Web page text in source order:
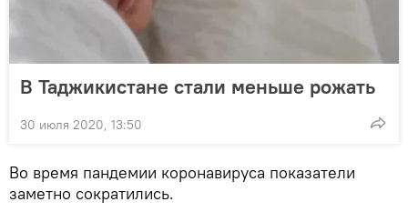
В Таджикистане стали меньше рожать
30 июля 2020, 13:50
Во время пандемии коронавируса показатели
заметно сократились.